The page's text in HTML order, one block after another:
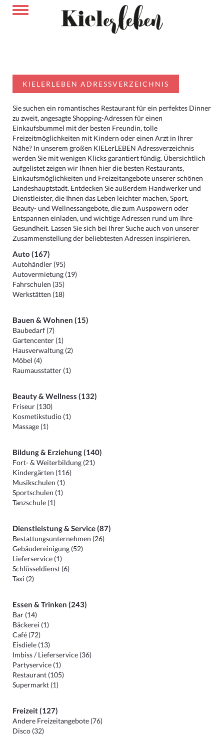
KIELERLEBEN ADRESSVERZEICHNIS
Sie suchen ein romantisches Restaurant für ein perfektes Dinner
zu zweit, angesagte Shopping-Adressen für einen
Einkaufsbummel mit der besten Freundin, tolle
Freizeitmöglichkeiten mit Kindern oder einen Arzt in Ihrer
Nähe? In unserem großen KIELerLEBEN Adressverzeichnis
werden Sie mit wenigen Klicks garantiert fündig. Übersichtlich
aufgelistet zeigen wir Ihnen hier die besten Restaurants,
Einkaufsmöglichkeiten und Freizeitangebote unserer schönen
Landeshauptstadt. Entdecken Sie außerdem Handwerker und
Dienstleister, die Ihnen das Leben leichter machen, Sport,
Beauty- und Wellnessangebote, die zum Auspowern oder
Entspannen einladen, und wichtige Adressen rund um Ihre
Gesundheit. Lassen Sie sich bei Ihrer Suche auch von unserer
Zusammenstellung der beliebtesten Adressen inspirieren.
Auto (167)
Autohändler (95)
Autovermietung (19)
Fahrschulen (35)
Werkstätten (18)
Bauen & Wohnen (15)
Baubedarf (7)
Gartencenter (1)
Hausverwaltung (2)
Möbel (4)
Raumausstatter (1)
Beauty & Wellness (132)
Friseur (130)
Kosmetikstudio (1)
Massage (1)
Bildung & Erziehung (140)
Fort- & Weiterbildung (21)
Kindergärten (116)
Musikschulen (1)
Sportschulen (1)
Tanzschule (1)
Dienstleistung & Service (87)
Bestattungsunternehmen (26)
Gebäudereinigung (52)
Lieferservice (1)
Schlüsseldienst (6)
Taxi (2)
Essen & Trinken (243)
Bar (14)
Bäckerei (1)
Café (72)
Eisdiele (13)
Imbiss / Lieferservice (36)
Partyservice (1)
Restaurant (105)
Supermarkt (1)
Freizeit (127)
Andere Freizeitangebote (76)
Disco (32)